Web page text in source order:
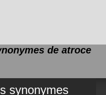
de atroce
synonymes